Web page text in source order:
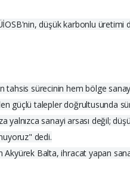
düşük karbonlu üretimi
sürecinin hem bölge
güçlü talepler doğrultusunda
yalnızca sanayi arsası değil;
dedi.
Balta, ihracat yapan